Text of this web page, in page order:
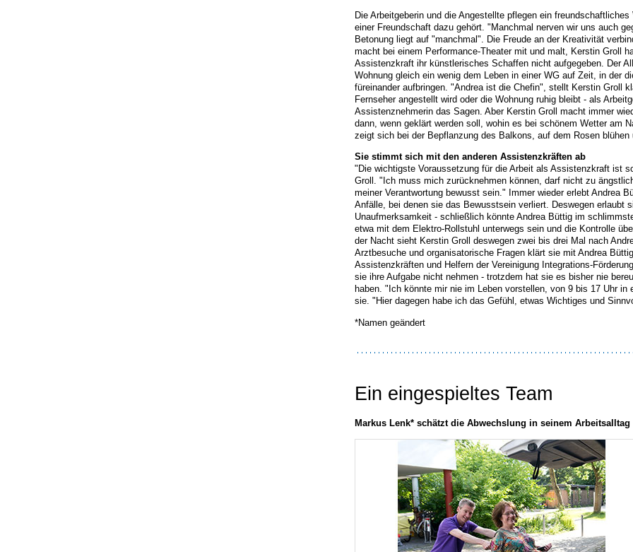
Die Arbeitgeberin und die Angestellte pflegen ein
einer Freundschaft dazu gehört. "Manchmal nerven wir uns auch
Betonung liegt auf "manchmal". Die Freude an der Kreativität
macht bei einem Performance-Theater mit und malt, Kerstin Groll
Assistenzkraft ihr künstlerisches Schaffen nicht aufgegeben. Der
Wohnung gleich ein wenig dem Leben in einer WG auf Zeit, in der
füreinander aufbringen. "Andrea ist die Chefin", stellt Kerstin Groll
Fernseher angestellt wird oder die Wohnung ruhig bleibt - als
Assistenznehmerin das Sagen. Aber Kerstin Groll macht immer
dann, wenn geklärt werden soll, wohin es bei schönem Wetter am
zeigt sich bei der Bepflanzung des Balkons, auf dem Rosen
Sie stimmt sich mit den anderen Assistenzkräften ab
"Die wichtigste Voraussetzung für die Arbeit als Assistenzkraft ist
Groll. "Ich muss mich zurücknehmen können, darf nicht zu
meiner Verantwortung bewusst sein." Immer wieder erlebt Andrea
Anfälle, bei denen sie das Bewusstsein verliert. Deswegen erlaubt
Unaufmerksamkeit - schließlich könnte Andrea Büttig im
etwa mit dem Elektro-Rollstuhl unterwegs sein und die Kontrolle
der Nacht sieht Kerstin Groll deswegen zwei bis drei Mal nach
Arztbesuche und organisatorische Fragen klärt sie mit Andrea
Assistenzkräften und Helfern der Vereinigung Integrations-
sie ihre Aufgabe nicht nehmen - trotzdem hat sie es bisher nie
haben. "Ich könnte mir nie im Leben vorstellen, von 9 bis 17 Uhr in
sie. "Hier dagegen habe ich das Gefühl, etwas Wichtiges und
*Namen geändert
Ein eingespieltes Team
Markus Lenk* schätzt die Abwechslung in seinem Arbeitsalltag